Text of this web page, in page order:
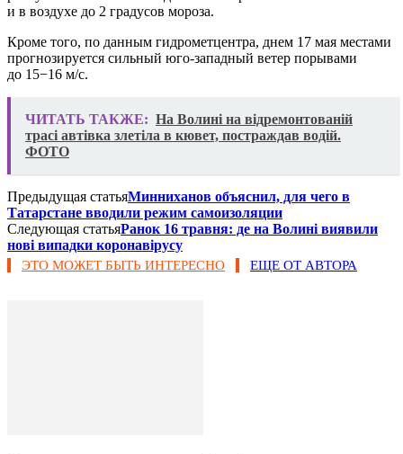
и в воздухе до 2 градусов мороза.
Кроме того, по данным гидрометцентра, днем 17 мая местами
прогнозируется сильный юго-западный ветер порывами
до 15−16 м/с.
ЧИТАТЬ ТАКЖЕ: На Волині на відремонтованій
трасі автівка злетіла в кювет, постраждав водій.
ФОТО
Предыдущая статьяМинниханов объяснил, для чего в
Татарстане вводили режим самоизоляции
Следующая статьяРанок 16 травня: де на Волині виявили
нові випадки коронавірусу
ЭТО МОЖЕТ БЫТЬ ИНТЕРЕСНО ЕЩЕ ОТ АВТОРА